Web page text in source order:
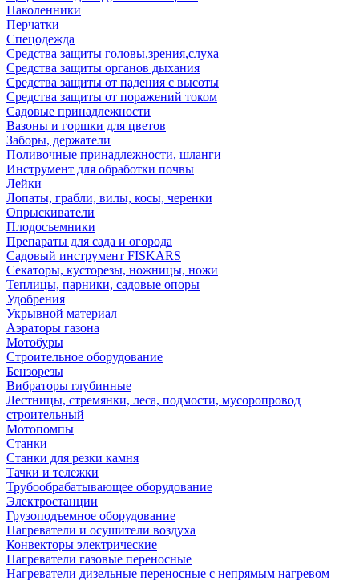
Наколенники
Перчатки
Спецодежда
Средства защиты головы,зрения,слуха
Средства защиты органов дыхания
Средства защиты от падения с высоты
Средства защиты от поражений током
Садовые принадлежности
Вазоны и горшки для цветов
Заборы, держатели
Поливочные принадлежности, шланги
Инструмент для обработки почвы
Лейки
Лопаты, грабли, вилы, косы, черенки
Опрыскиватели
Плодосъемники
Препараты для сада и огорода
Садовый инструмент FISKARS
Секаторы, кусторезы, ножницы, ножи
Теплицы, парники, садовые опоры
Удобрения
Укрывной материал
Аэраторы газона
Мотобуры
Строительное оборудование
Бензорезы
Вибраторы глубинные
Лестницы, стремянки, леса, подмости, мусоропровод
строительный
Мотопомпы
Станки
Станки для резки камня
Тачки и тележки
Трубообрабатывающее оборудование
Электростанции
Грузоподъемное оборудование
Нагреватели и осушители воздуха
Конвекторы электрические
Нагреватели газовые переносные
Нагреватели дизельные переносные с непрямым нагревом